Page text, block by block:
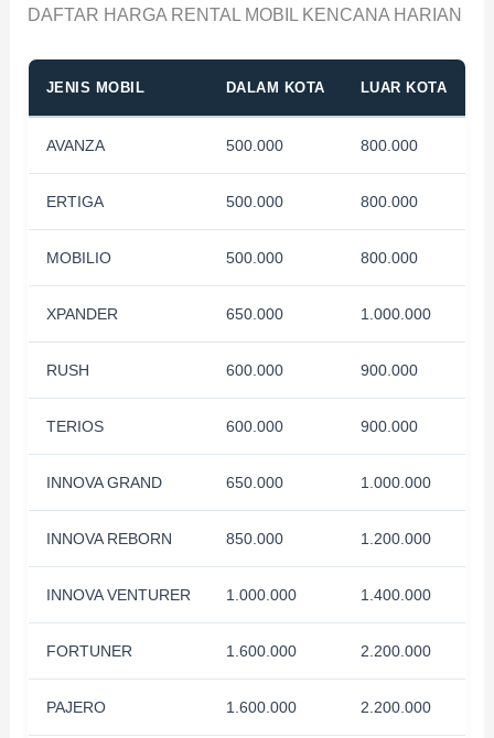
DAFTAR HARGA RENTAL MOBIL KENCANA HARIAN
JENIS MOBIL DALAM KOTA LUAR KOTA
AVANZA 500.000 800.000
ERTIGA 500.000 800.000
MOBILIO 500.000 800.000
XPANDER 650.000 1.000.000
RUSH 600.000 900.000
TERIOS 600.000 900.000
INNOVA GRAND 650.000 1.000.000
INNOVA REBORN 850.000 1.200.000
INNOVA VENTURER 1.000.000 1.400.000
FORTUNER 1.600.000 2.200.000
PAJERO 1.600.000 2.200.000